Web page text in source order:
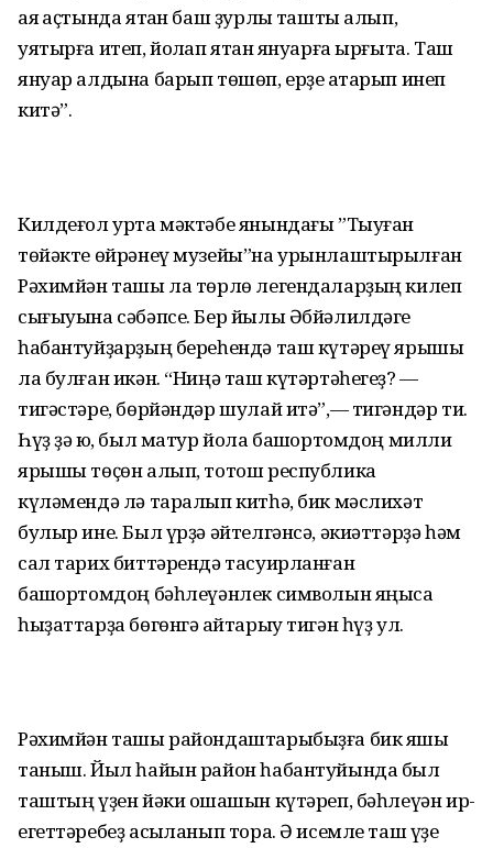
аяҡ аҫтында ятҡан баш ҙурлыҡ ташты алып,
уятырға итеп, йоҡлап ятҡан януарға ырғыта. Таш
януар алдына барып төшөп, ерҙе аҡтарып инеп
китә”.
Килдеғол урта мәктәбе янындағы ”Тыуған
төйәкте өйрәнеү музейы”на урынлаштырылған
Рәхимйән ташы ла төрлө легендаларҙың килеп
сығыуына сәбәпсе. Бер йылы Әбйәлилдәге
һабантуйҙарҙың береһендә таш күтәреү ярышы
ла булған икән. “Ниңә таш күтәртәһегеҙ? —
тигәстәре, бөрйәндәр шулай итә”,— тигәндәр ти.
Һүҙ ҙә юҡ, был матур йола башҡортомдоң милли
ярышы төҫөн алып, тотош республика
күләмендә лә таралып китһә, бик мәслихәт
булыр ине. Был үрҙә әйтелгәнсә, әкиәттәрҙә һәм
сал тарих биттәрендә тасуирланған
башҡортомдоң бәһлеүәнлек символын яңыса
һыҙаттарҙа бөгөнгә ҡайтарыу тигән һүҙ ул.
Рәхимйән ташы райондаштарыбыҙға бик яҡшы
таныш. Йыл һайын район һабантуйында был
таштың үҙен йәки оҡшашын күтәреп, бәһлеүән ир-
егеттәребеҙ асыҡланып тора. Ә исемле таш үҙе